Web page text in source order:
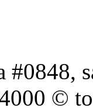
#0848,
©